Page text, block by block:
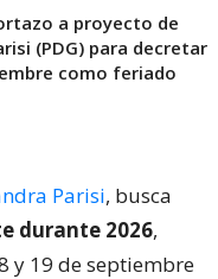
a proyecto de
(PDG) para decretar
como feriado
Parisi, busca
durante 2026,
y 19 de septiembre